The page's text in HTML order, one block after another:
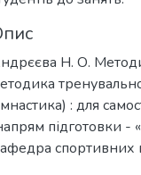
Н. О.
: для
підготовки -
спортивних